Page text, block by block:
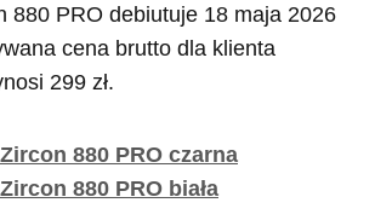
880 PRO debiutuje 18 maja 2026
cena brutto dla klienta
299 zł.
880 PRO czarna
880 PRO biała